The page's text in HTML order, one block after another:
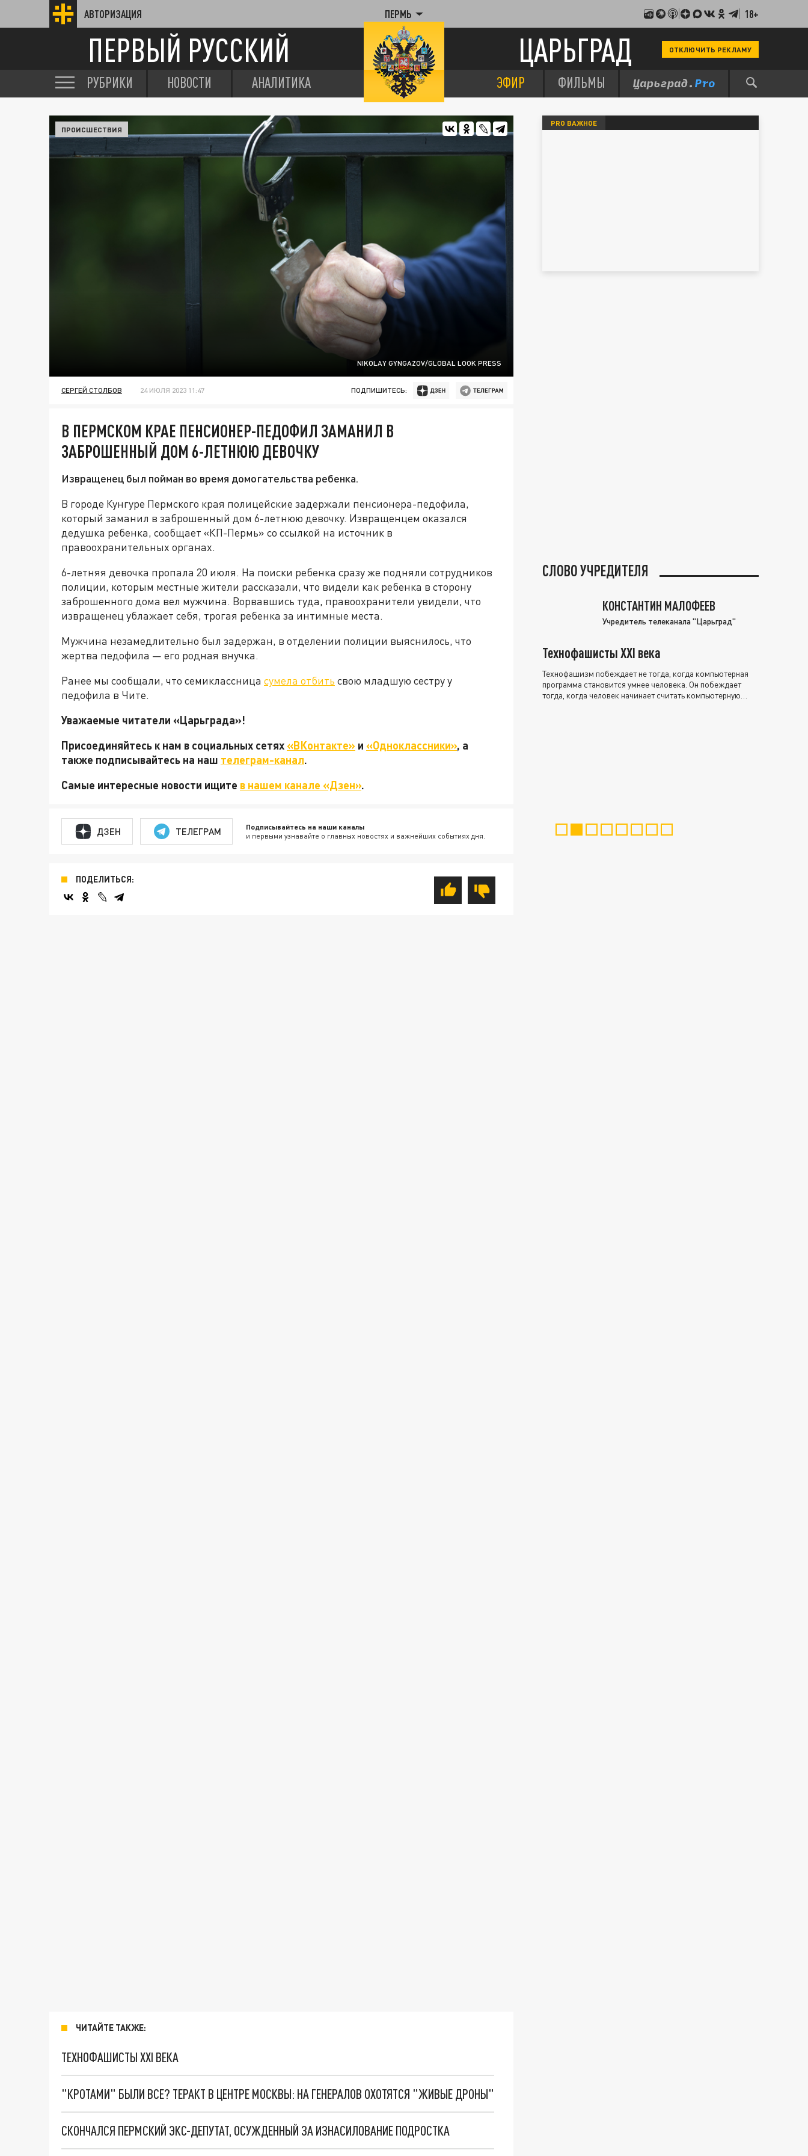
АВТОРИЗАЦИЯ ПЕРМЬ 18+
ПЕРВЫЙ РУССКИЙ ЦАРЬГРАД ОТКЛЮЧИТЬ РЕКЛАМУ
РУБРИКИ НОВОСТИ АНАЛИТИКА ЭФИР ФИЛЬМЫ
NIKOLAY GYNGAZOV/GLOBAL LOOK PRESS
ПРОИСШЕСТВИЯ
СЕРГЕЙ СТОЛБОВ 24 ИЮЛЯ 2023 11:47 ПОДПИШИТЕСЬ:
В ПЕРМСКОМ КРАЕ ПЕНСИОНЕР-ПЕДОФИЛ ЗАМАНИЛ В
ЗАБРОШЕННЫЙ ДОМ 6-ЛЕТНЮЮ ДЕВОЧКУ
Извращенец был пойман во время домогательства ребенка.
В городе Кунгуре Пермского края полицейские задержали пенсионера-педофила,
который заманил в заброшенный дом 6-летнюю девочку. Извращенцем оказался
дедушка ребенка, сообщает «КП-Пермь» со ссылкой на источник в
правоохранительных органах.
6-летняя девочка пропала 20 июля. На поиски ребенка сразу же подняли сотрудников
полиции, которым местные жители рассказали, что видели как ребенка в сторону
заброшенного дома вел мужчина. Ворвавшись туда, правоохранители увидели, что
извращенец ублажает себя, трогая ребенка за интимные места.
Мужчина незамедлительно был задержан, в отделении полиции выяснилось, что
жертва педофила — его родная внучка.
Ранее мы сообщали, что семиклассница сумела отбить свою младшую сестру у
педофила в Чите.
Уважаемые читатели «Царьграда»!
Присоединяйтесь к нам в социальных сетях«ВКонтакте» и «Одноклассники», а
также подписывайтесь на наш телеграм-канал.
Самые интересные новости ищите в нашем канале «Дзен».
ДЗЕН ТЕЛЕГРАМ Подписывайтесь на наши каналы
и первыми узнавайте о главных новостях и важнейших событиях дня.
ПОДЕЛИТЬСЯ:
ЧИТАЙТЕ ТАКЖЕ:
ТЕХНОФАШИСТЫ XXI ВЕКА
"КРОТАМИ" БЫЛИ ВСЕ? ТЕРАКТ В ЦЕНТРЕ МОСКВЫ: НА ГЕНЕРАЛОВ ОХОТЯТСЯ "ЖИВЫЕ ДРОНЫ"
СКОНЧАЛСЯ ПЕРМСКИЙ ЭКС-ДЕПУТАТ, ОСУЖДЕННЫЙ ЗА ИЗНАСИЛОВАНИЕ ПОДРОСТКА
PRO ВАЖНОЕ
СЛОВО УЧРЕДИТЕЛЯ
КОНСТАНТИН МАЛОФЕЕВ
Учредитель телеканала "Царьград"
Технофашисты XXI века
Технофашизм побеждает не тогда, когда компьютерная
программа становится умнее человека. Он побеждает
тогда, когда человек начинает считать компьютерную